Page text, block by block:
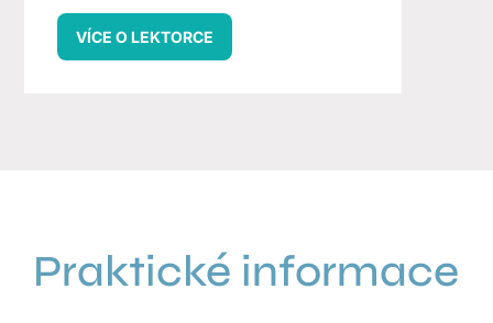
VÍCE O LEKTORCE
Praktické informace